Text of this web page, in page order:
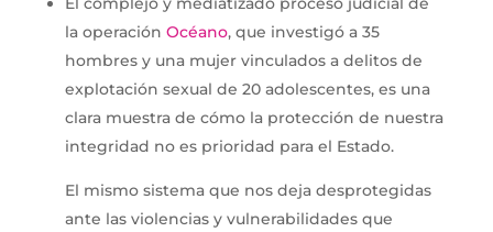
la operación Océano, que investigó a 35
hombres y una mujer vinculados a delitos de
explotación sexual de 20 adolescentes, es una
clara muestra de cómo la protección de nuestra
integridad no es prioridad para el Estado.
El mismo sistema que nos deja desprotegidas
ante las violencias y vulnerabilidades que